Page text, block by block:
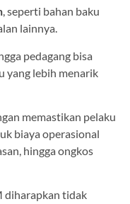
, seperti bahan baku
lainnya.
pedagang bisa
yang lebih menarik
memastikan pelaku
biaya operasional
hingga ongkos
diharapkan tidak